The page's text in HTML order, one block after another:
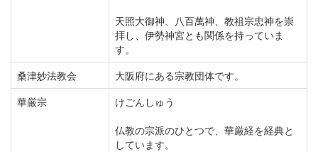
天照大御神、八百萬神、教祖宗忠神を崇
拝し、伊勢神宮とも関係を持っていま
す。
桑津妙法教会
大阪府にある宗教団体です。
華厳宗
けごんしゅう
仏教の宗派のひとつで、華厳経を経典と
しています。